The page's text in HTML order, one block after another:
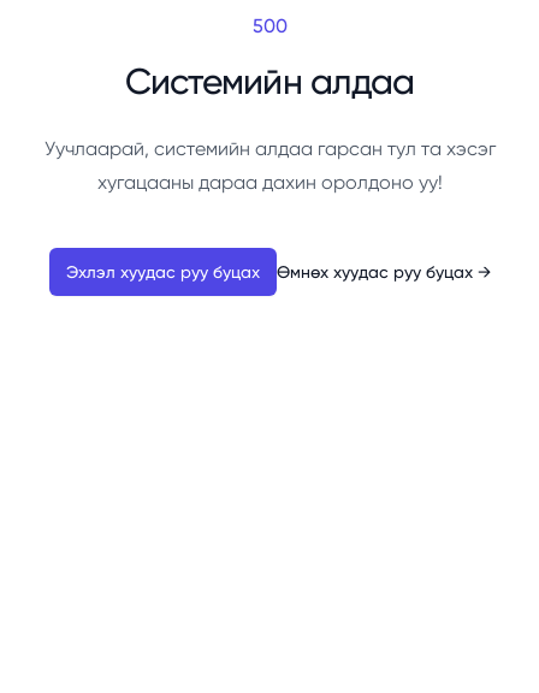
500
Системийн алдаа
Уучлаарай, системийн алдаа гарсан тул та хэсэг
хугацааны дараа дахин оролдоно уу!
Эхлэл хуудас руу буцах Өмнөх хуудас руу буцах →